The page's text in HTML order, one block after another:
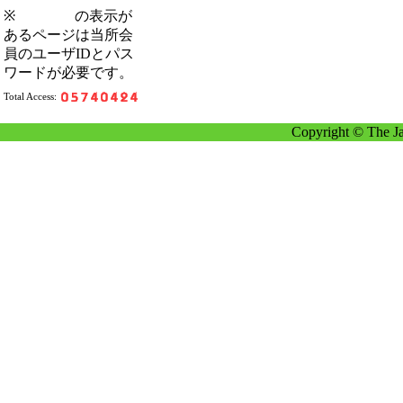
※
の表示が
あるページは当所会
員のユーザIDとパス
ワードが必要です。
Total Access:
Copyright © The